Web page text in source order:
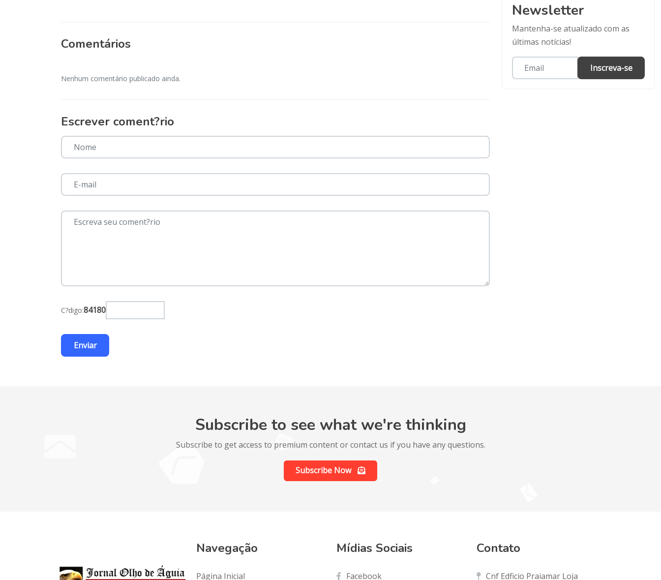
Comentários
Nenhum comentário publicado ainda.
Escrever coment?rio
C?digo:84180
Newsletter
Mantenha-se atualizado com as
últimas notícias!
Inscreva-se
Subscribe to see what we're thinking
Subscribe to get access to premium content or contact us if you have any questions.
Subscribe Now
Navegação
Página Inicial
Mídias Sociais
Facebook
Contato
Cnf Edficio Praiamar Loja